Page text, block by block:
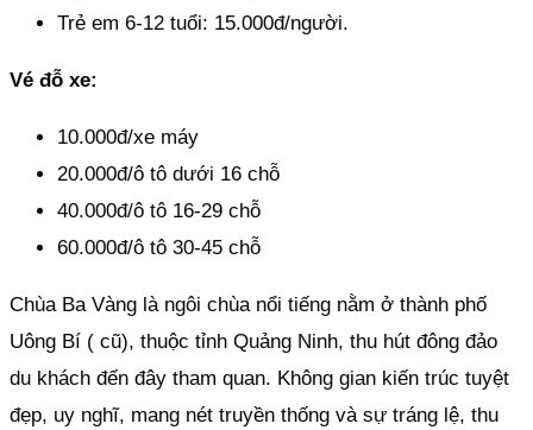
Trẻ em 6-12 tuổi: 15.000đ/người.
Vé đỗ xe:
10.000đ/xe máy
20.000đ/ô tô dưới 16 chỗ
40.000đ/ô tô 16-29 chỗ
60.000đ/ô tô 30-45 chỗ
Chùa Ba Vàng là ngôi chùa nổi tiếng nằm ở thành phố
Uông Bí ( cũ), thuộc tỉnh Quảng Ninh, thu hút đông đảo
du khách đến đây tham quan. Không gian kiến trúc tuyệt
đẹp, uy nghĩ, mang nét truyền thống và sự tráng lệ, thu